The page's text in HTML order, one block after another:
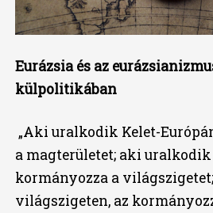
Eurázsia és az
külpolitikában
„Aki uralkodik Kelet-
a magterületet; aki uralkodik
kormányozza a
világszigeten, az